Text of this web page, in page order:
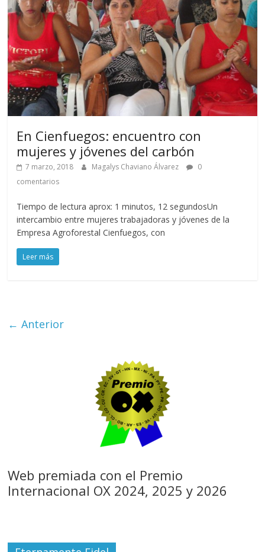
En Cienfuegos: encuentro con
mujeres y jóvenes del carbón
7 marzo, 2018 Magalys Chaviano Álvarez
0
comentarios
Tiempo de lectura aprox: 1 minutos, 12 segundosUn
intercambio entre mujeres trabajadoras y jóvenes de la
Empresa Agroforestal Cienfuegos, con
Leer más
← Anterior
Web premiada con el Premio
Internacional OX 2024, 2025 y 2026